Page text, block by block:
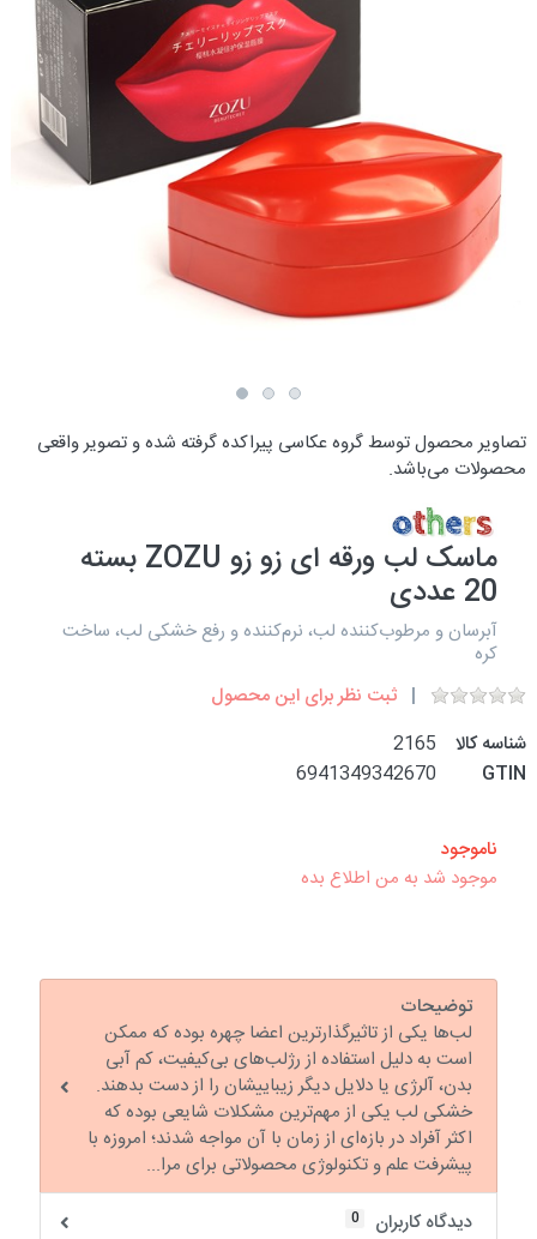
تصاویر محصول توسط گروه عکاسی پیراکده گرفته شده و تصویر واقعی
محصولات می‌باشد.
ماسک لب ورقه ای زو زو ZOZU بسته
20 عددی
آبرسان و مرطوب‌کننده لب، نرم‌کننده و رفع خشکی لب، ساخت
کره
ثبت نظر برای این محصول
شناسه کالا
2165
GTIN
6941349342670
ناموجود
موجود شد به من اطلاع بده
توضیحات
لب‌ها یکی از تاثیرگذارترین اعضا چهره بوده که ممکن
است به دلیل استفاده از رژلب‌های بی‌کیفیت، کم آبی
بدن، آلرژی یا دلایل دیگر زیباییشان را از دست بدهند.
خشکی لب یکی از مهم‌‌ترین مشکلات شایعی بوده که
اکثر آفراد در بازه‌ای از زمان با آن مواجه شدند؛ امروزه با
پیشرفت علم و تکنولوژی محصولاتی برای مرا...
دیدگاه کاربران
0